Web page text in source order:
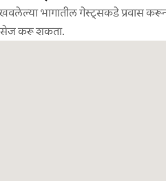
भागातील गेस्ट्सकडे प्रवास
करू शकता.